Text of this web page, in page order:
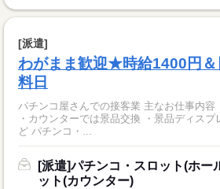
[派遣]
わがまま歓迎★時給1400円
料日
パチンコ屋さんでの接客業 主なお仕事内容
・カウンターでは景品交換 ・景品ディス
ど パチンコ・...
[派遣]パチンコ・スロット(ホー
ット(カウンター)